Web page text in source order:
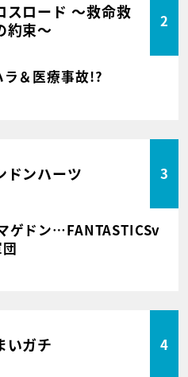
スロード ～救命救
約束～
2
＆医療事故!?
ドンハーツ 3
ゲドン…FANTASTICSv
いガチ 4